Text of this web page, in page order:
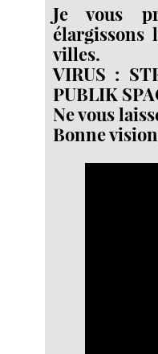
Je vous
élargissons
villes.
VIRUS :
PUBLIK
Ne vous
Bonne